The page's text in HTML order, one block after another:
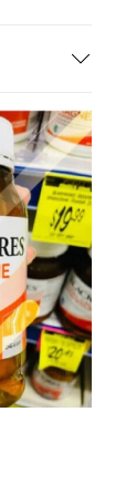
dụng thay
khuẩn có
hỗ trợ
sung vi
kỳ quan
nhất.